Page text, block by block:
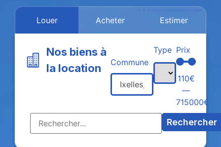
Louer Acheter Estimer
Nos biens à
la location
Prix
110€
—
715000€
Type
Commune
Rechercher